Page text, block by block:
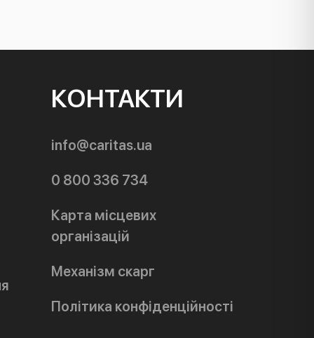
КОНТАКТИ
info@caritas.ua
0 800 336 734
Карта місцевих
організацій
Механізм скарг
Політика конфіденційності